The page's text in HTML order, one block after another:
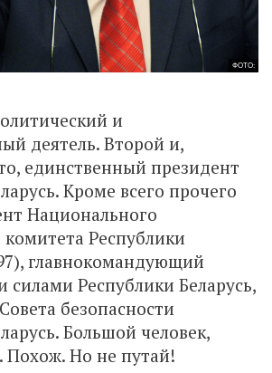
ФОТО:
и
деятель. Второй и,
единственный президент
Кроме всего прочего
Национального
Республики
главнокомандующий
Республики Беларусь,
безопасности
Большой человек,
Похож. Но не путай!